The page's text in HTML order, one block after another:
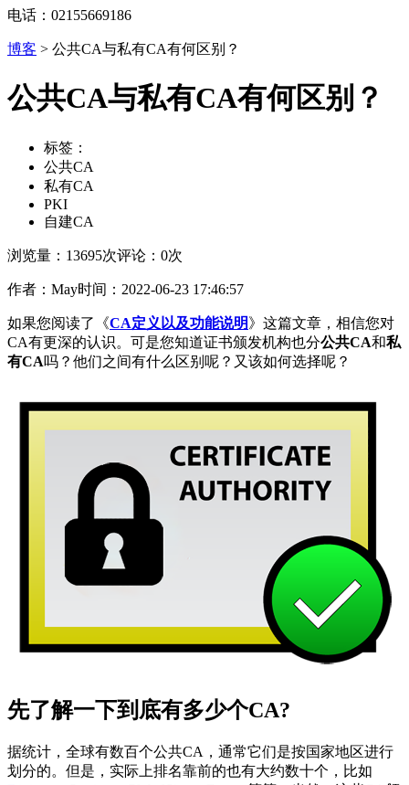
电话：02155669186
博客 > 公共CA与私有CA有何区别？
公共CA与私有CA有何区别？
标签：
公共CA
私有CA
PKI
自建CA
浏览量：13695次评论：0次
作者：May时间：2022-06-23 17:46:57
如果您阅读了《CA定义以及功能说明》这篇文章，相信您对
CA有更深的认识。可是您知道证书颁发机构也分公共CA和私
有CA吗？他们之间有什么区别呢？又该如何选择呢？
先了解一下到底有多少个CA?
据统计，全球有数百个公共CA，通常它们是按国家地区进行
划分的。但是，实际上排名靠前的也有大约数十个，比如